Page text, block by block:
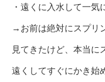
・遠くに入水して一気
→お前は絶対にスプリ
見てきたけど、本当に
遠くしてすぐにかき始